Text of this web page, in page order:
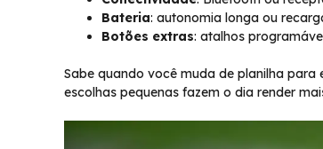
Bateria: autonomia longa ou
Botões extras: atalhos
Sabe quando você muda de planilha
escolhas pequenas fazem o dia render